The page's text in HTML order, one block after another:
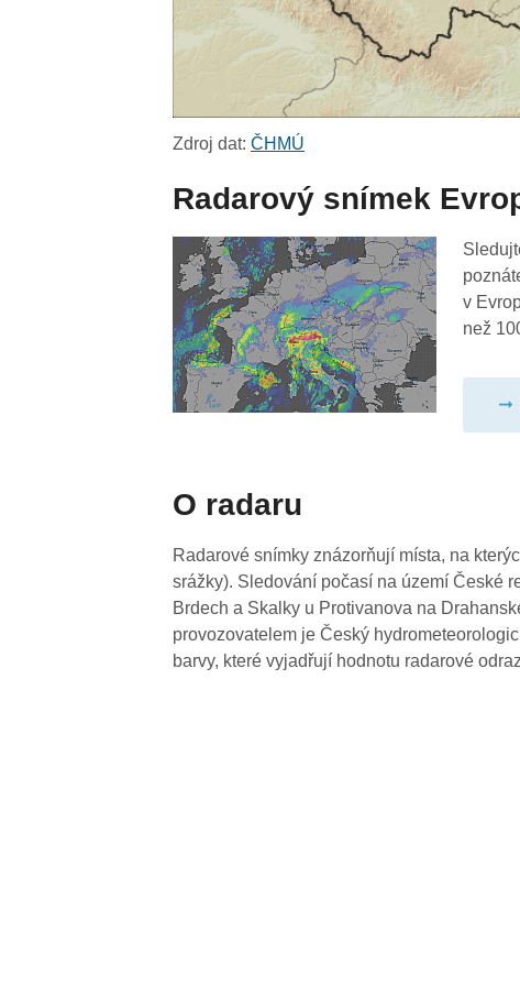
Zdroj dat:ČHMÚ
Radarový snímek
v
než
O radaru
Radarové snímky znázorňují místa, na
srážky). Sledování počasí na území České
Brdech a Skalky u Protivanova na
provozovatelem je Český
barvy, které vyjadřují hodnotu radarové